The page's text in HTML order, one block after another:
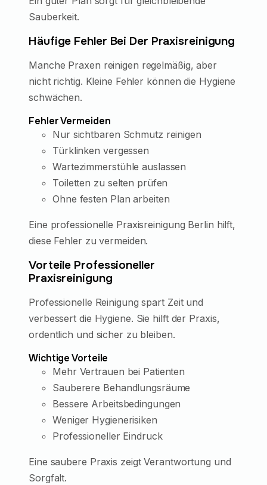
Sauberkeit.
Häufige Fehler Bei Der Praxisreinigung
Manche Praxen reinigen regelmäßig, aber
nicht richtig. Kleine Fehler können die Hygiene
schwächen.
Fehler Vermeiden
Nur sichtbaren Schmutz reinigen
Türklinken vergessen
Wartezimmerstühle auslassen
Toiletten zu selten prüfen
Ohne festen Plan arbeiten
Eine professionelle Praxisreinigung Berlin hilft,
diese Fehler zu vermeiden.
Vorteile Professioneller
Praxisreinigung
Professionelle Reinigung spart Zeit und
verbessert die Hygiene. Sie hilft der Praxis,
ordentlich und sicher zu bleiben.
Wichtige Vorteile
Mehr Vertrauen bei Patienten
Sauberere Behandlungsräume
Bessere Arbeitsbedingungen
Weniger Hygienerisiken
Professioneller Eindruck
Eine saubere Praxis zeigt Verantwortung und
Sorgfalt.